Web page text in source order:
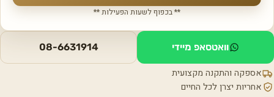
** בכפוף לשעות הפעילות **
וואטסאפ מיידי 08-6631914
אספקה והתקנה מקצועית
אחריות יצרן לכל החיים